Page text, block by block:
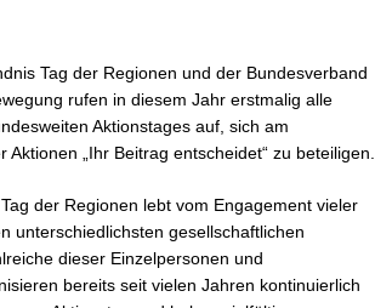
Tag der Regionen und der Bundesverband
rufen in diesem Jahr erstmalig alle
Aktionstages auf, sich am
Aktionen „Ihr Beitrag entscheidet“ zu beteiligen.
der Regionen lebt vom Engagement vieler
unterschiedlichsten gesellschaftlichen
dieser Einzelpersonen und
bereits seit vielen Jahren kontinuierlich